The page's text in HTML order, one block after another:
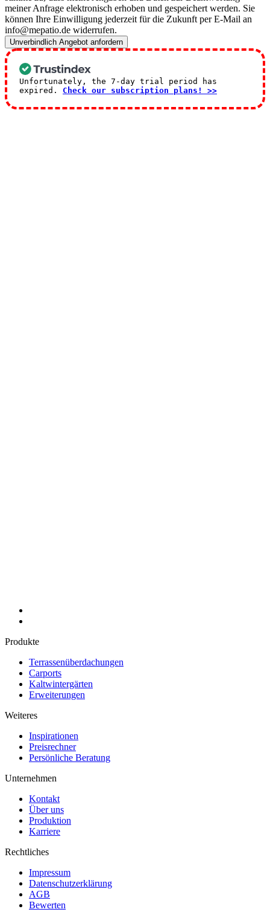
meiner Anfrage elektronisch erhoben und gespeichert werden. Sie
können Ihre Einwilligung jederzeit für die Zukunft per E-Mail an
info@mepatio.de widerrufen.
Unverbindlich Angebot anfordern
Unfortunately, the 7-day trial period has
expired. Check our subscription plans! >>
Produkte
Terrassenüberdachungen
Carports
Kaltwintergärten
Erweiterungen
Weiteres
Inspirationen
Preisrechner
Persönliche Beratung
Unternehmen
Kontakt
Über uns
Produktion
Karriere
Rechtliches
Impressum
Datenschutzerklärung
AGB
Bewerten